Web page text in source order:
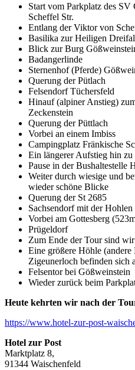
Start vom Parkplatz des
Scheffel Str.
Entlang der Viktor von
Basilika zur Heiligen
Blick zur Burg
Badangerlinde
Sternenhof (Pferde)
Querung der Pütlach
Felsendorf Tüchersfeld
Hinauf (alpiner Anstieg)
Zeckenstein
Querung der Püttlach
Vorbei an einem Imbiss
Campingplatz Fränkische
Ein längerer Aufstieg hin
Pause in der Bushaltestelle
Weiter durch wiesige und
wieder schöne Blicke
Querung der St 2685
Sachsendorf mit der
Vorbei am Gottesberg
Prügeldorf
Zum Ende der Tour sind
Eine größere Höhle
Zigeunerloch befinden sich
Felsentor bei Gößweinstein
Wieder zurück beim
Heute kehrten wir nach der
https://www.hotel-zur-post-
Hotel zur Post
Marktplatz 8,
91344 Waischenfeld